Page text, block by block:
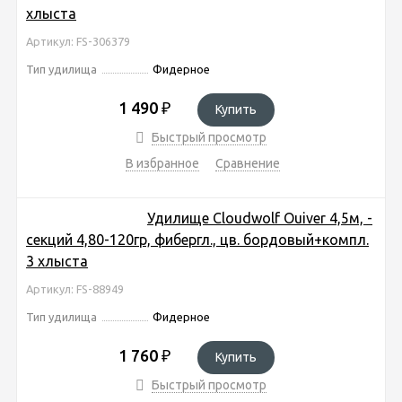
хлыста
Артикул: FS-306379
Тип удилища Фидерное
1 490 ₽
Купить
Быстрый просмотр
В избранное
Сравнение
Удилище Cloudwolf Ouiver 4,5м, -
секций 4,80-120гр, фибергл., цв. бордовый+компл.
3 хлыста
Артикул: FS-88949
Тип удилища Фидерное
1 760 ₽
Купить
Быстрый просмотр